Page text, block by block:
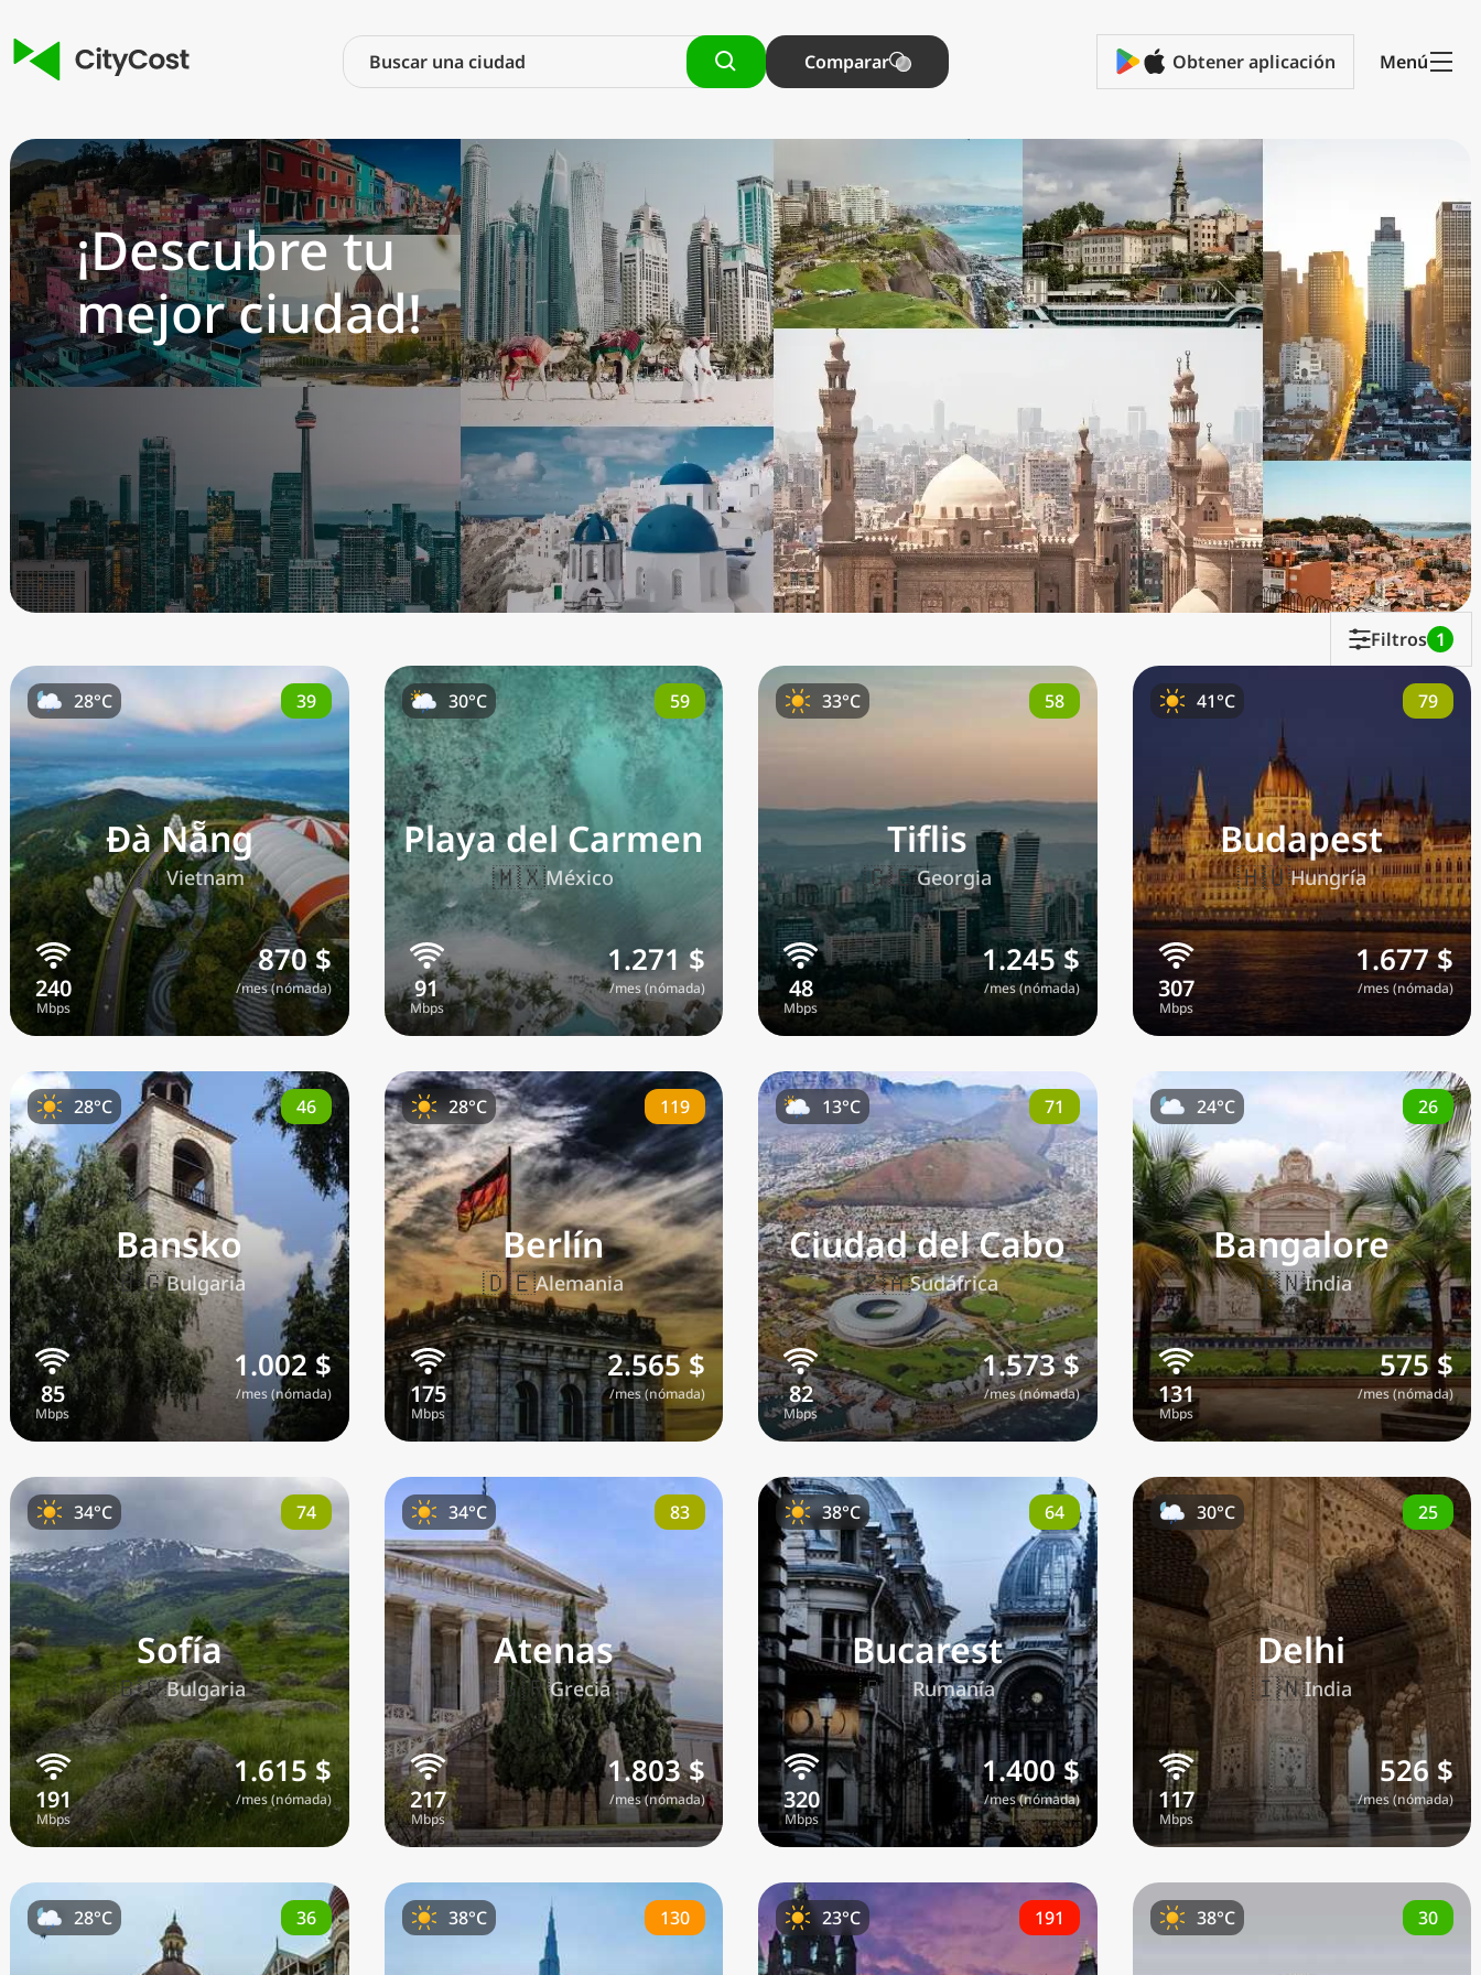
Comparar Obtener aplicación Menú
¡Descubre tu
mejor ciudad!
Filtros 1
Đà Nẵng
🇻🇳Vietnam
870 $
/mes (nómada)
28°C 39
Playa del Carmen
🇲🇽México
1.271 $
/mes (nómada)
30°C 59
Tiflis
🇬🇪Georgia
1.245 $
/mes (nómada)
33°C 58
Budapest
🇭🇺Hungría
1.677 $
/mes (nómada)
41°C 79
Bansko
🇧🇬Bulgaria
1.002 $
/mes (nómada)
28°C 46
Berlín
🇩🇪Alemania
2.565 $
/mes (nómada)
28°C 119
Ciudad del Cabo
🇿🇦Sudáfrica
1.573 $
/mes (nómada)
13°C 71
Bangalore
🇮🇳India
575 $
/mes (nómada)
24°C 26
Sofía
🇧🇬Bulgaria
1.615 $
/mes (nómada)
34°C 74
Atenas
🇬🇷Grecia
1.803 $
/mes (nómada)
34°C 83
Bucarest
🇷🇴Rumanía
1.400 $
/mes (nómada)
38°C 64
Delhi
🇮🇳India
526 $
/mes (nómada)
30°C 25
28°C 36 38°C 130 23°C 191 38°C 30